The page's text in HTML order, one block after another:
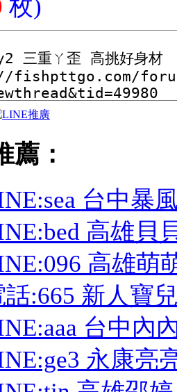
枚)
薦：
台中暴
高雄貝
高雄萌
話:665 新人寶
台中內
永康亮